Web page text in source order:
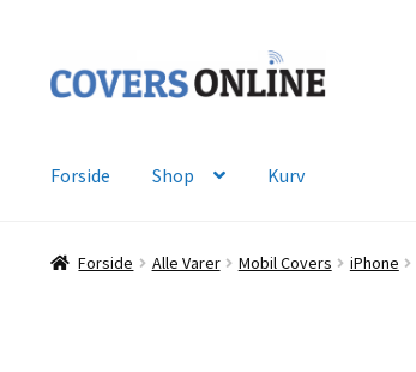
til
til
Forside Shop Kurv
Forside Alle Varer Mobil Covers iPhone